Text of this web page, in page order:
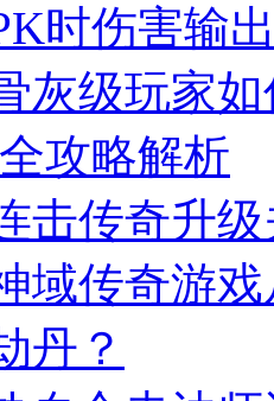
时伤害输
灰级玩家
攻略解析
击传奇升
域传奇游
丹？